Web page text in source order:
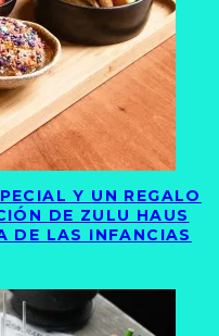
Y UN REGALO
DE ZULU HAUS
DE LAS INFANCIAS